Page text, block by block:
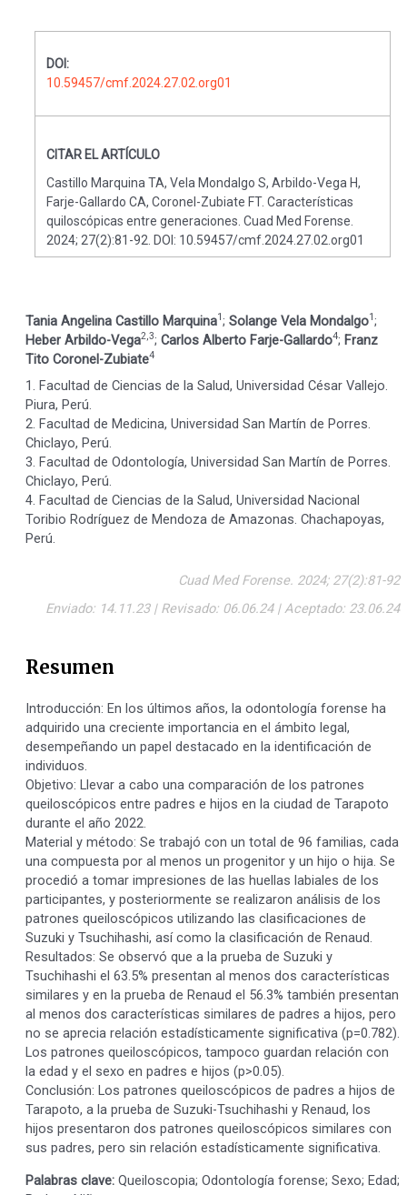
DOI:
10.59457/cmf.2024.27.02.org01
CITAR EL ARTÍCULO
Castillo Marquina TA, Vela Mondalgo S, Arbildo-Vega H,
Farje-Gallardo CA, Coronel-Zubiate FT. Características
quiloscópicas entre generaciones. Cuad Med Forense.
2024; 27(2):81-92. DOI: 10.59457/cmf.2024.27.02.org01
Tania Angelina Castillo Marquina1 ; Solange Vela Mondalgo1 ;
Heber Arbildo-Vega2,3; Carlos Alberto Farje-Gallardo4; Franz
Tito Coronel-Zubiate4
1. Facultad de Ciencias de la Salud, Universidad César Vallejo.
Piura, Perú.
2. Facultad de Medicina, Universidad San Martín de Porres.
Chiclayo, Perú.
3. Facultad de Odontología, Universidad San Martín de Porres.
Chiclayo, Perú.
4. Facultad de Ciencias de la Salud, Universidad Nacional
Toribio Rodríguez de Mendoza de Amazonas. Chachapoyas,
Perú.
Cuad Med Forense. 2024; 27(2):81-92
Enviado: 14.11.23 | Revisado: 06.06.24 | Aceptado: 23.06.24
Resumen
Introducción: En los últimos años, la odontología forense ha
adquirido una creciente importancia en el ámbito legal,
desempeñando un papel destacado en la identificación de
individuos.
Objetivo: Llevar a cabo una comparación de los patrones
queiloscópicos entre padres e hijos en la ciudad de Tarapoto
durante el año 2022.
Material y método: Se trabajó con un total de 96 familias, cada
una compuesta por al menos un progenitor y un hijo o hija. Se
procedió a tomar impresiones de las huellas labiales de los
participantes, y posteriormente se realizaron análisis de los
patrones queiloscópicos utilizando las clasificaciones de
Suzuki y Tsuchihashi, así como la clasificación de Renaud.
Resultados: Se observó que a la prueba de Suzuki y
Tsuchihashi el 63.5% presentan al menos dos características
similares y en la prueba de Renaud el 56.3% también presentan
al menos dos características similares de padres a hijos, pero
no se aprecia relación estadísticamente significativa (p=0.782).
Los patrones queiloscópicos, tampoco guardan relación con
la edad y el sexo en padres e hijos (p>0.05).
Conclusión: Los patrones queiloscópicos de padres a hijos de
Tarapoto, a la prueba de Suzuki-Tsuchihashi y Renaud, los
hijos presentaron dos patrones queiloscópicos similares con
sus padres, pero sin relación estadísticamente significativa.
Palabras clave:Queiloscopia; Odontología forense; Sexo; Edad;